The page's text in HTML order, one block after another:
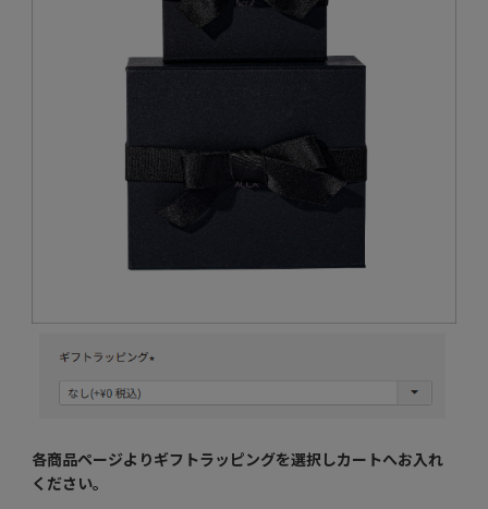
各商品ページよりギフトラッピングを選択しカートへお入れ
ください。